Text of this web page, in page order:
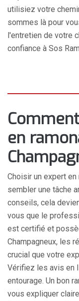
utilisiez votre
sommes là pour
l'entretien de votre
confiance à Sos
en
Choisir un expert en
sembler une tâche
conseils, cela
vous que le
est certifié et
Champagneux, les
crucial que votre
Vérifiez les avis en
entourage. Un bon
vous expliquer